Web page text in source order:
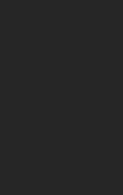
ШТЕТА